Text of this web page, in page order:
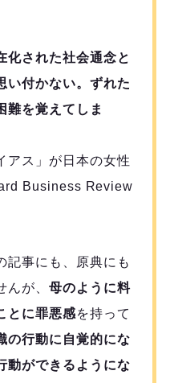
化された社会通念と
い付かない。ずれた
難を覚えてしま
ス」が日本の女性
Business Review
記事にも、原典にも
が、 母のように料
とに罪悪感を持って
の行動に自覚的にな
動ができるようにな